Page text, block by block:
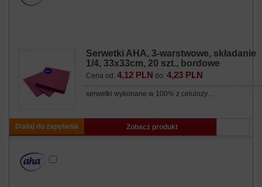
Serwetki AHA, 3-warstwowe, składanie
1/4, 33x33cm, 20 szt., bordowe
Cena od: 4,12 PLN do: 4,23 PLN
serwetki wykonane w 100% z celulozy…
Dodaj do zapytania Zobacz produkt